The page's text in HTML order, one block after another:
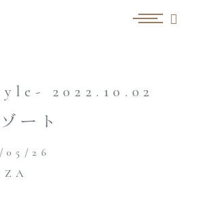
2022.10.02
ート
05/26